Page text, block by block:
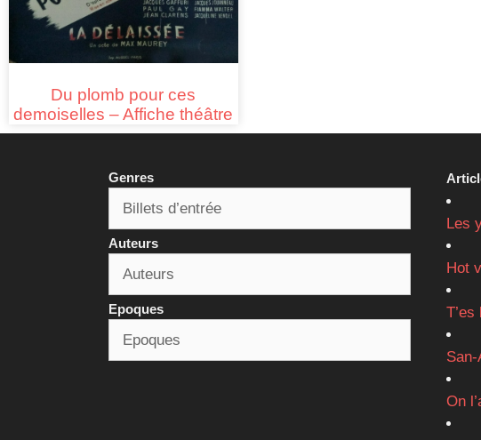
Du plomb pour ces
demoiselles – Affiche théâtre
Genres
Auteurs
Epoques
Les
Hot
On